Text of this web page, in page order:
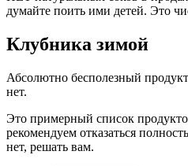
думайте поить ими детей. Это
Клубника зимой
Абсолютно бесполезный
нет.
Это примерный список
рекомендуем отказаться
нет, решать вам.